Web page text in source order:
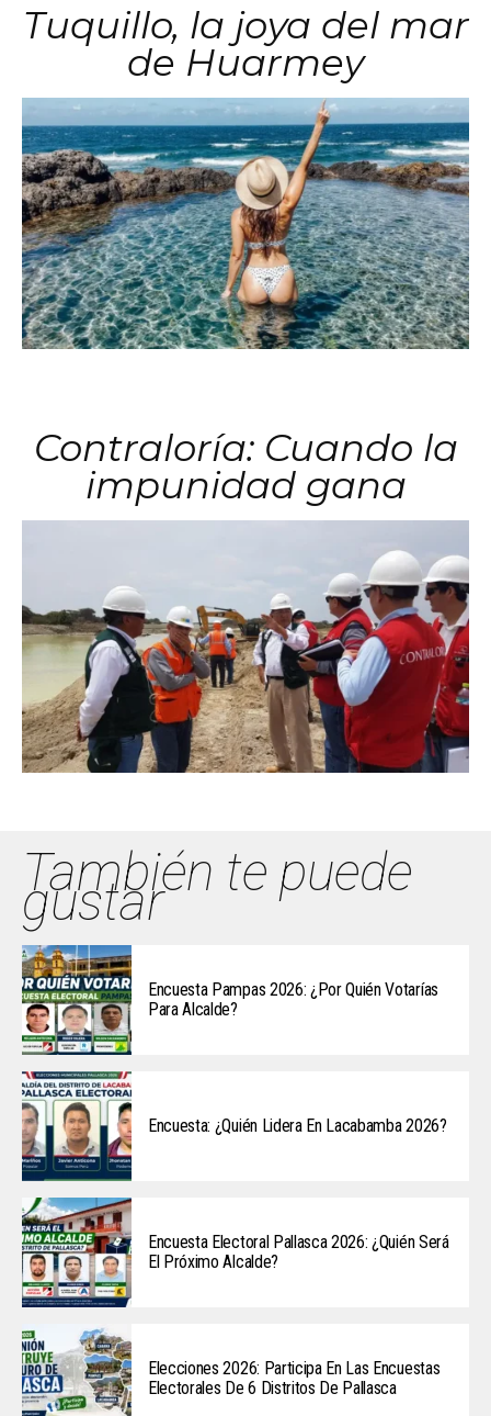
Tuquillo, la joya del mar
de Huarmey
Contraloría: Cuando la
impunidad gana
También te puede
gustar
Encuesta Pampas 2026: ¿Por Quién Votarías
Para Alcalde?
Encuesta: ¿Quién Lidera En Lacabamba 2026?
Encuesta Electoral Pallasca 2026: ¿Quién Será
El Próximo Alcalde?
Elecciones 2026: Participa En Las Encuestas
Electorales De 6 Distritos De Pallasca